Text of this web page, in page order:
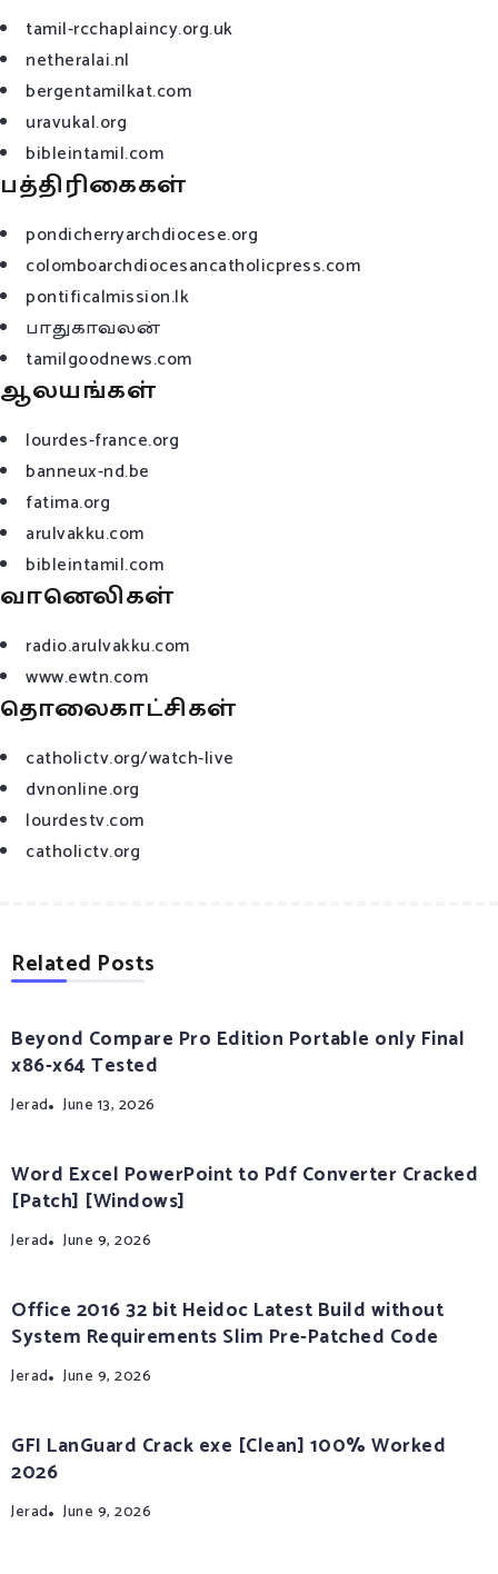
tamil-rcchaplaincy.org.uk
netheralai.nl
bergentamilkat.com
uravukal.org
bibleintamil.com
பத்திரிகைகள்
pondicherryarchdiocese.org
colomboarchdiocesancatholicpress.com
pontificalmission.lk
பாதுகாவலன்
tamilgoodnews.com
ஆலயங்கள்
lourdes-france.org
banneux-nd.be
fatima.org
arulvakku.com
bibleintamil.com
வானெலிகள்
radio.arulvakku.com
www.ewtn.com
தொலைகாட்சிகள்
catholictv.org/watch-live
dvnonline.org
lourdestv.com
catholictv.org
Related Posts
Beyond Compare Pro Edition Portable only Final
x86-x64 Tested
Jerad June 13, 2026
Word Excel PowerPoint to Pdf Converter Cracked
[Patch] [Windows]
Jerad June 9, 2026
Office 2016 32 bit Heidoc Latest Build without
System Requirements Slim Pre-Patched Code
Jerad June 9, 2026
GFI LanGuard Crack exe [Clean] 100% Worked
2026
Jerad June 9, 2026